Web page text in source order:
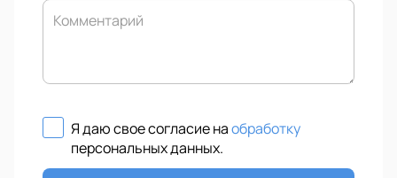
Комментарий
Я даю свое согласие наобработку
персональных данных.